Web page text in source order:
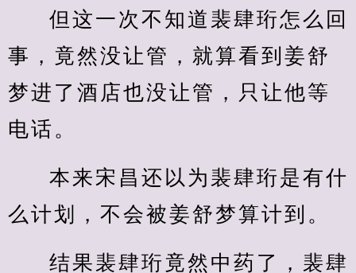
但这一次不知道裴肆珩怎么回
事，竟然没让管，就算看到姜舒
梦进了酒店也没让管，只让他等
电话。
本来宋昌还以为裴肆珩是有什
么计划，不会被姜舒梦算计到。
结果裴肆珩竟然中药了，裴肆